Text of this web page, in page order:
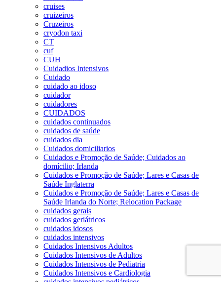
cruises
cruizeiros
Cruzeiros
cryodon taxi
CT
cuf
CUH
Cuidadios Intensivos
Cuidado
cuidado ao idoso
cuidador
cuidadores
CUIDADOS
cuidados continuados
cuidados de saúde
cuidados dia
Cuidados domiciliarios
Cuidados e Promoção de Saúde; Cuidados ao
domícilio; Irlanda
Cuidados e Promoção de Saúde; Lares e Casas de
Saúde Inglaterra
Cuidados e Promoção de Saúde; Lares e Casas de
Saúde Irlanda do Norte; Relocation Package
cuidados gerais
cuidados geriátricos
cuidados idosos
cuidados intensivos
Cuidados Intensivos Adultos
Cuidados Intensivos de Adultos
Cuidados Intensivos de Pediatria
Cuidados Intensivos e Cardiologia